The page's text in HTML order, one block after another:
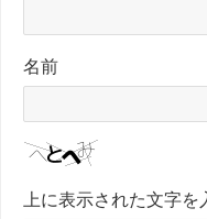
名前
上に表示された文字を